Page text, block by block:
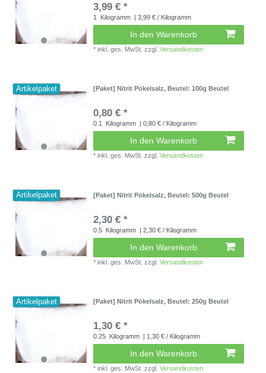
3,99 € *
1 Kilogramm | 3,99 € / Kilogramm
In den Warenkorb
*inkl. ges. MwSt. zzgl.Versandkosten
Artikelpaket [Paket] Nitrit Pökelsalz, Beutel: 100g Beutel
0,80 € *
0.1 Kilogramm | 0,80 € / Kilogramm
In den Warenkorb
*inkl. ges. MwSt. zzgl.Versandkosten
Artikelpaket [Paket] Nitrit Pökelsalz, Beutel: 500g Beutel
2,30 € *
0.5 Kilogramm | 2,30 € / Kilogramm
In den Warenkorb
*inkl. ges. MwSt. zzgl.Versandkosten
Artikelpaket [Paket] Nitrit Pökelsalz, Beutel: 250g Beutel
1,30 € *
0.25 Kilogramm | 1,30 € / Kilogramm
In den Warenkorb
*inkl. ges. MwSt. zzgl.Versandkosten